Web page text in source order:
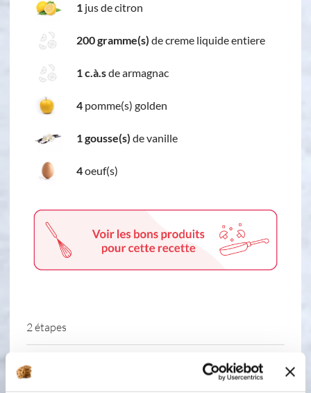
1 jus de citron
200 gramme(s) de creme liquide entiere
1 c.à.sde armagnac
4 pomme(s) golden
1 gousse(s) de vanille
4oeuf(s)
2 étapes
Mélanger la farine avec le sucre et la